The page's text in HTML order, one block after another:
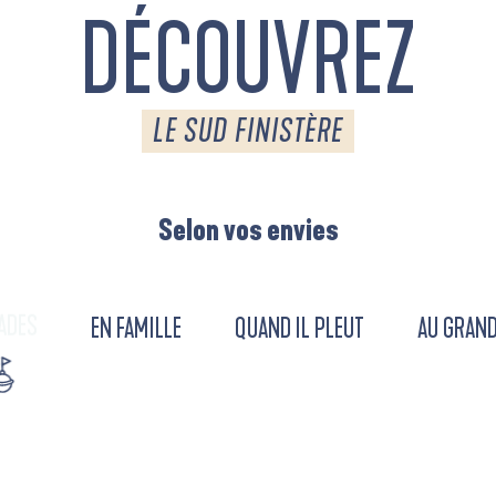
DÉCOUVREZ
LE SUD FINISTÈRE
Selon vos envies
EN FAMILLE QUAND IL PLEUT AU